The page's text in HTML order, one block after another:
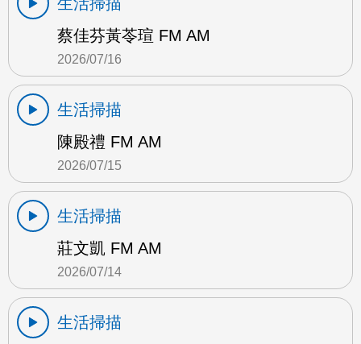
蔡佳芬黃苓瑄 FM AM
2026/07/16
生活掃描
陳殿禮 FM AM
2026/07/15
生活掃描
莊文凱 FM AM
2026/07/14
生活掃描